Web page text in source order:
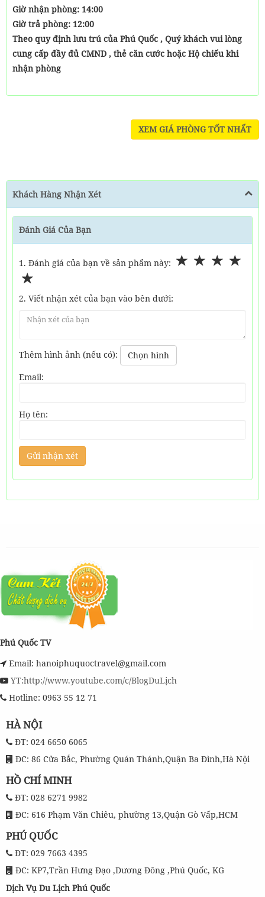
Giờ nhận phòng: 14:00
Giờ trả phòng: 12:00
Theo quy định lưu trú của Phú Quốc , Quý khách vui lòng
cung cấp đầy đủ CMND , thẻ căn cước hoặc Hộ chiếu khi
nhận phòng
XEM GIÁ PHÒNG TỐT NHẤT
Khách Hàng Nhận Xét
Đánh Giá Của Bạn
1. Đánh giá của bạn về sản phẩm này:
2. Viết nhận xét của bạn vào bên dưới:
Thêm hình ảnh (nếu có):
Chọn hình
Email:
Họ tên:
Phú Quốc TV
Email: hanoiphuquoctravel@gmail.com
YT:http://www.youtube.com/c/BlogDuLịch
Hotline: 0963 55 12 71
HÀ NỘI
ĐT: 024 6650 6065
ĐC: 86 Cửa Bắc, Phường Quán Thánh,Quận Ba Đình,Hà Nội
HỒ CHÍ MINH
ĐT: 028 6271 9982
ĐC: 616 Phạm Văn Chiêu, phường 13,Quận Gò Vấp,HCM
PHÚ QUỐC
ĐT: 029 7663 4395
ĐC: KP7,Trần Hưng Đạo ,Dương Đông ,Phú Quốc, KG
Dịch Vụ Du Lịch Phú Quốc